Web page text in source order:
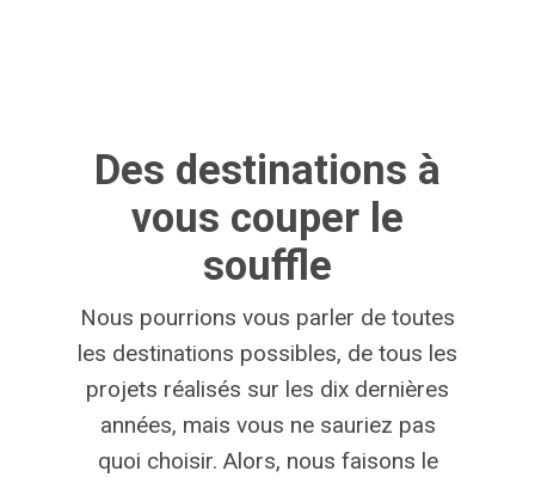
Des destinations à
vous couper le
souffle
Nous pourrions vous parler de toutes
les destinations possibles, de tous les
projets réalisés sur les dix dernières
années, mais vous ne sauriez pas
quoi choisir. Alors, nous faisons le